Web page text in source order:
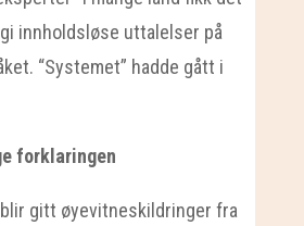
innholdsløse uttalelser på
“Systemet” hadde gått i
forklaringen
gitt øyevitneskildringer fra